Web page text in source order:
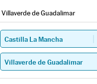
Villaverde de Guadalimar